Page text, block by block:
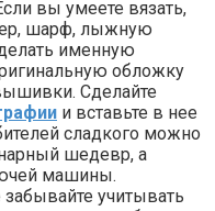
вы умеете вязать,
шарф, лыжную
именную
обложку
Сделайте
и вставьте в нее
сладкого можно
шедевр, а
машины.
учитывать